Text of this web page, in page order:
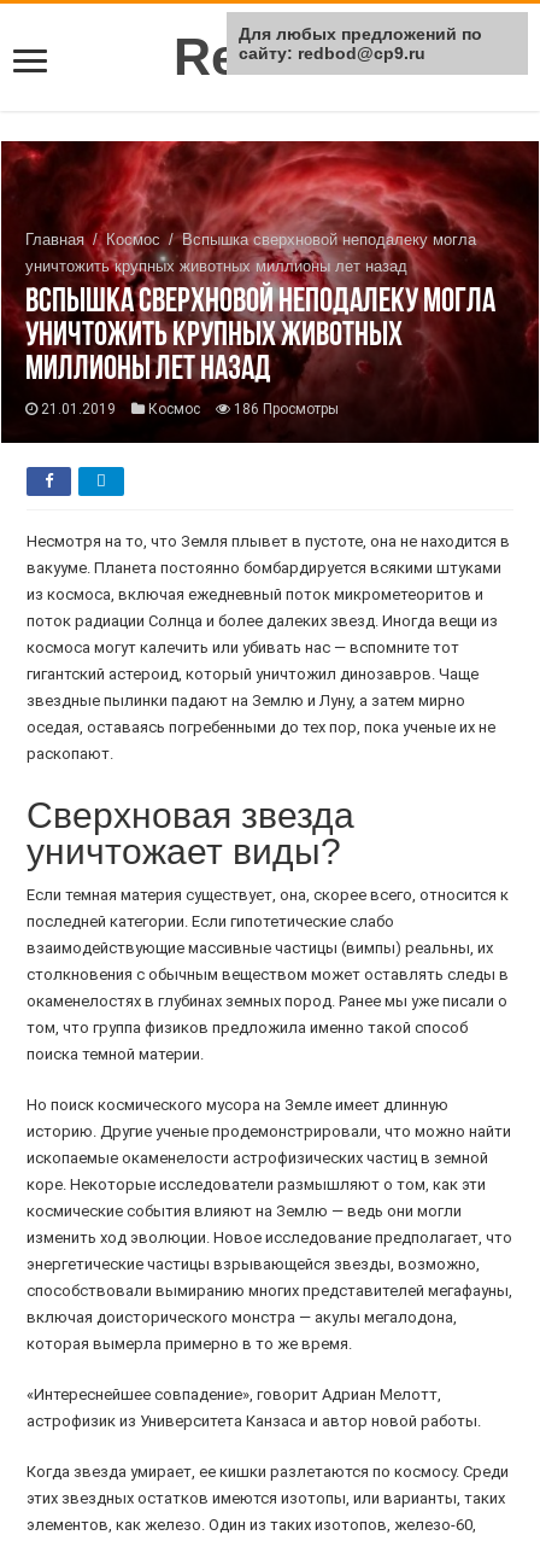
Rei Red
Главная / Космос / Вспышка сверхновой неподалеку могла
уничтожить крупных животных миллионы лет назад
Вспышка сверхновой неподалеку могла
уничтожить крупных животных
миллионы лет назад
21.01.2019 Космос 186 Просмотры
Несмотря на то, что Земля плывет в пустоте, она не находится в
вакууме. Планета постоянно бомбардируется всякими штуками
из космоса, включая ежедневный поток микрометеоритов и
поток радиации Солнца и более далеких звезд. Иногда вещи из
космоса могут калечить или убивать нас — вспомните тот
гигантский астероид, который уничтожил динозавров. Чаще
звездные пылинки падают на Землю и Луну, а затем мирно
оседая, оставаясь погребенными до тех пор, пока ученые их не
раскопают.
Сверхновая звезда
уничтожает виды?
Если темная материя существует, она, скорее всего, относится к
последней категории. Если гипотетические слабо
взаимодействующие массивные частицы (вимпы) реальны, их
столкновения с обычным веществом может оставлять следы в
окаменелостях в глубинах земных пород. Ранее мы уже писали о
том, что группа физиков предложила именно такой способ
поиска темной материи.
Но поиск космического мусора на Земле имеет длинную
историю. Другие ученые продемонстрировали, что можно найти
ископаемые окаменелости астрофизических частиц в земной
коре. Некоторые исследователи размышляют о том, как эти
космические события влияют на Землю — ведь они могли
изменить ход эволюции. Новое исследование предполагает, что
энергетические частицы взрывающейся звезды, возможно,
способствовали вымиранию многих представителей мегафауны,
включая доисторического монстра — акулы мегалодона,
которая вымерла примерно в то же время.
«Интереснейшее совпадение», говорит Адриан Мелотт,
астрофизик из Университета Канзаса и автор новой работы.
Когда звезда умирает, ее кишки разлетаются по космосу. Среди
этих звездных остатков имеются изотопы, или варианты, таких
элементов, как железо. Один из таких изотопов, железо-60,
Для любых предложений по
сайту: redbod@cp9.ru